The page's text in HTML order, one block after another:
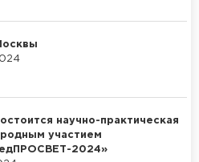
научно-практическая
участием
2024»